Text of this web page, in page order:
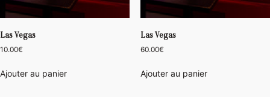
Las Vegas
10.00€
Ajouter au panier
Las Vegas
60.00€
Ajouter au panier